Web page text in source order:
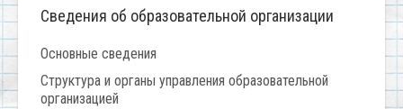
Сведения об образовательной организации
Основные сведения
Структура и органы управления образовательной
организацией